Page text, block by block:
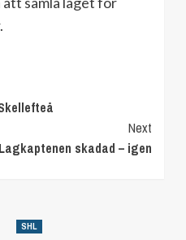
Next
Lagkaptenen skadad – igen
SHL